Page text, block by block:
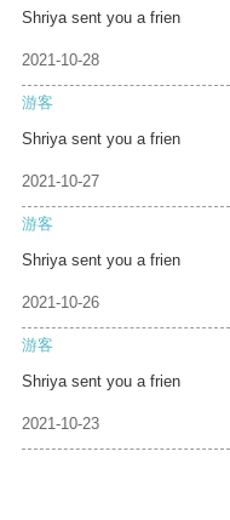
Shriya sent you a frien
2021-10-28
游客
Shriya sent you a frien
2021-10-27
游客
Shriya sent you a frien
2021-10-26
游客
Shriya sent you a frien
2021-10-23